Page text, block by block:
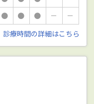
● ● ● －
－
診療時間の詳細はこちら